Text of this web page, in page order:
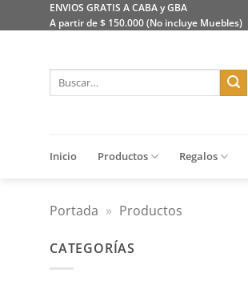
al
ENVIOS GRATIS A CABA y GBA
A partir de $ 150.000 (No incluye Muebles)
Buscar
Inicio Productos Regalos
Portada » Productos
CATEGORÍAS